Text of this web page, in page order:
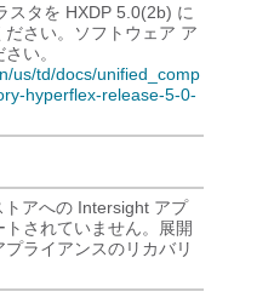
スタを HXDP 5.0(2b) に
さい。ソフトウェア ア
い。
us/td/docs/unified_comp
hyperflex-release-5-0-
アへの Intersight アプ
されていません。展開
ライアンスのリカバリ